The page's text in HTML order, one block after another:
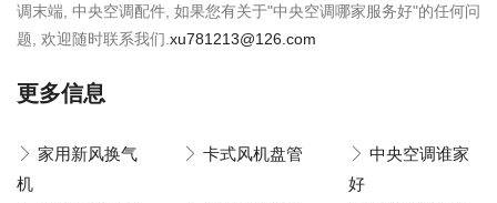
调末端, 中央空调配件, 如果您有关于"中央空调哪家服务好"的任何问
题, 欢迎随时联系我们. xu781213@126.com
更多信息
家用新风换气
机
卡式风机盘管
中央空调谁家
好